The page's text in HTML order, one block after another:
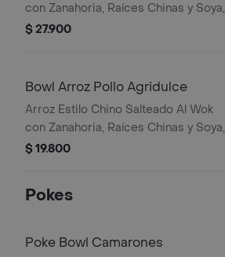
con Zanahoria, Raíces Chinas y Soya,
Palmito de Cangrejo Crunch, Salsa de
$ 27.900
Bowl Arroz Pollo Agridulce
Arroz Estilo Chino Salteado Al Wok
con Zanahoria, Raíces Chinas y Soya,
Pollo Crunch Bañado en Agridulce,
$ 19.800
Pokes
Poke Bowl Camarones